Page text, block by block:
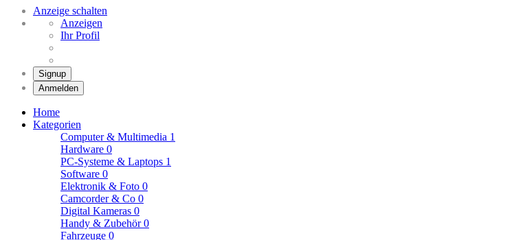
Anzeige schalten
Anzeigen
Ihr Profil
Signup
Anmelden
Home
Kategorien
Computer & Multimedia 1
Hardware 0
PC-Systeme & Laptops 1
Software 0
Elektronik & Foto 0
Camcorder & Co 0
Digital Kameras 0
Handy & Zubehör0
Fahrzeuge 0